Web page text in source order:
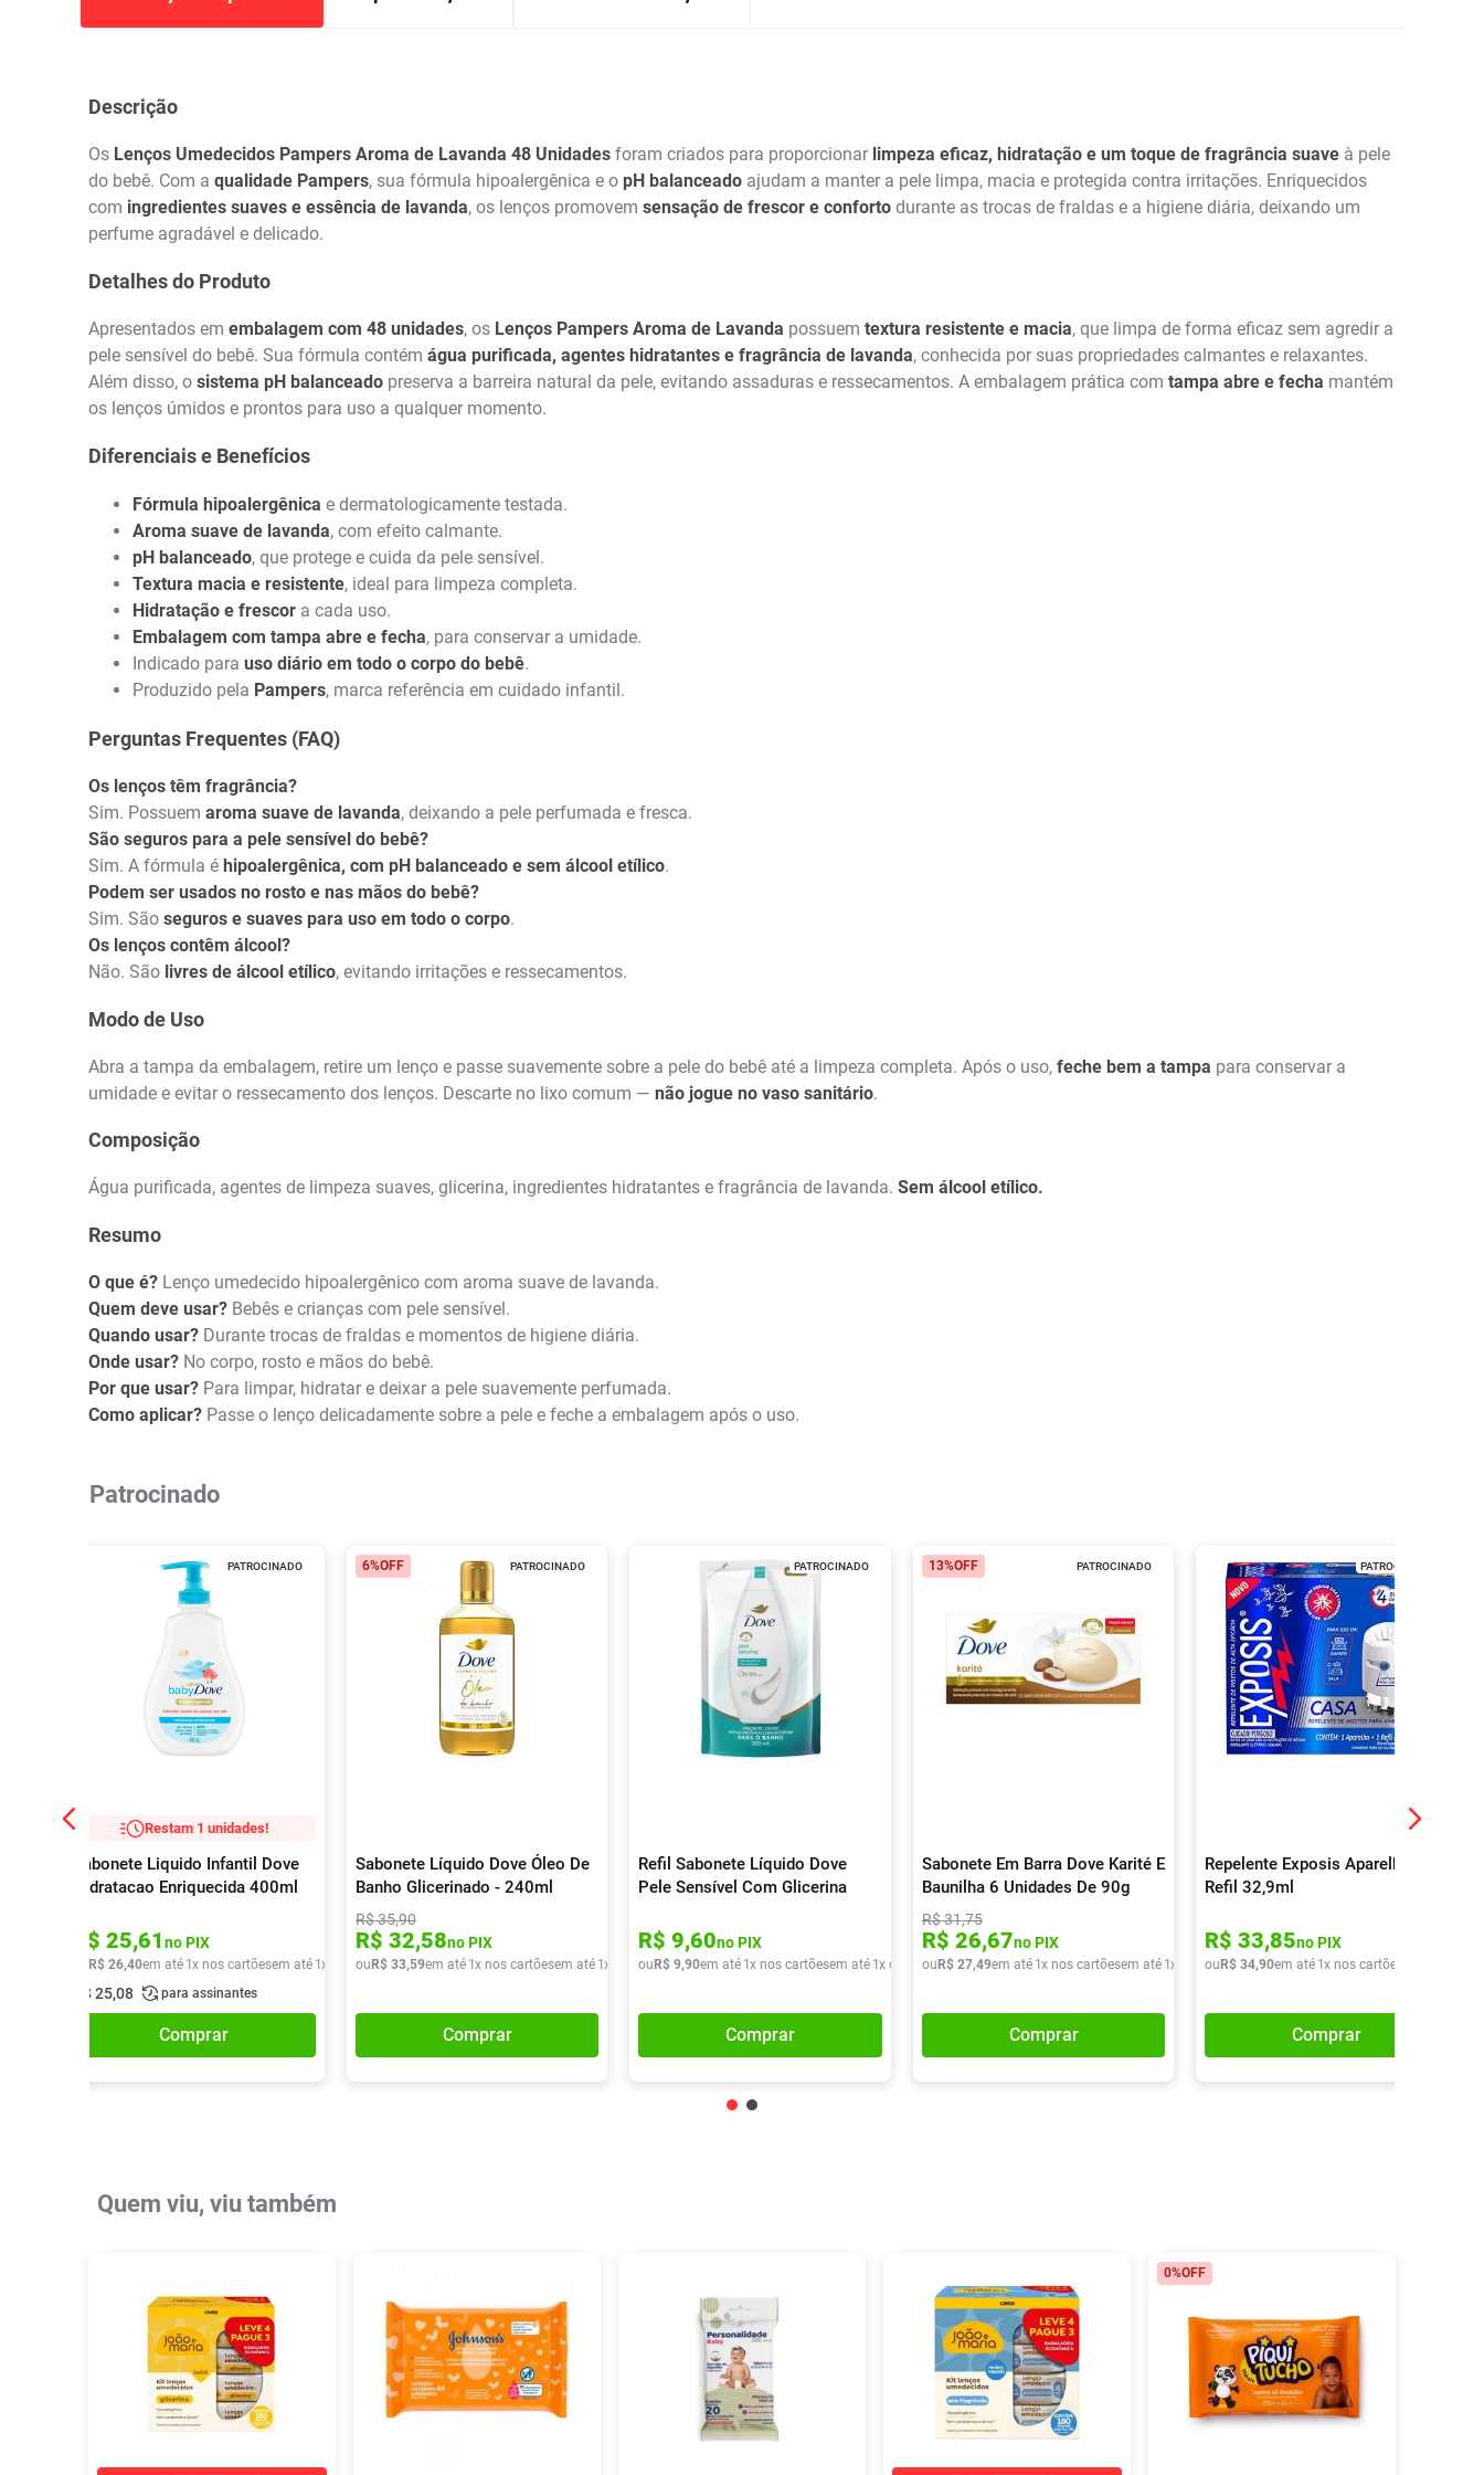
Descrição
Os Lenços Umedecidos Pampers Aroma de Lavanda 48 Unidades foram criados para proporcionar limpeza eficaz, hidratação e um toque de fragrância suave à pele
do bebê. Com a qualidade Pampers, sua fórmula hipoalergênica e o pH balanceado ajudam a manter a pele limpa, macia e protegida contra irritações. Enriquecidos
com ingredientes suaves e essência de lavanda, os lenços promovem sensação de frescor e conforto durante as trocas de fraldas e a higiene diária, deixando um
perfume agradável e delicado.
Detalhes do Produto
Apresentados em embalagem com 48 unidades, os Lenços Pampers Aroma de Lavanda possuem textura resistente e macia, que limpa de forma eficaz sem agredir a
pele sensível do bebê. Sua fórmula contém água purificada, agentes hidratantes e fragrância de lavanda, conhecida por suas propriedades calmantes e relaxantes.
Além disso, o sistema pH balanceado preserva a barreira natural da pele, evitando assaduras e ressecamentos. A embalagem prática com tampa abre e fecha mantém
os lenços úmidos e prontos para uso a qualquer momento.
Diferenciais e Benefícios
Fórmula hipoalergênica e dermatologicamente testada.
Aroma suave de lavanda, com efeito calmante.
pH balanceado, que protege e cuida da pele sensível.
Textura macia e resistente, ideal para limpeza completa.
Hidratação e frescor a cada uso.
Embalagem com tampa abre e fecha, para conservar a umidade.
Indicado para uso diário em todo o corpo do bebê.
Produzido pela Pampers, marca referência em cuidado infantil.
Perguntas Frequentes (FAQ)
Os lenços têm fragrância?
Sim. Possuem aroma suave de lavanda, deixando a pele perfumada e fresca.
São seguros para a pele sensível do bebê?
Sim. A fórmula é hipoalergênica, com pH balanceado e sem álcool etílico.
Podem ser usados no rosto e nas mãos do bebê?
Sim. São seguros e suaves para uso em todo o corpo.
Os lenços contêm álcool?
Não. São livres de álcool etílico, evitando irritações e ressecamentos.
Modo de Uso
Abra a tampa da embalagem, retire um lenço e passe suavemente sobre a pele do bebê até a limpeza completa. Após o uso, feche bem a tampa para conservar a
umidade e evitar o ressecamento dos lenços. Descarte no lixo comum — não jogue no vaso sanitário.
Composição
Água purificada, agentes de limpeza suaves, glicerina, ingredientes hidratantes e fragrância de lavanda. Sem álcool etílico.
Resumo
O que é? Lenço umedecido hipoalergênico com aroma suave de lavanda.
Quem deve usar? Bebês e crianças com pele sensível.
Quando usar? Durante trocas de fraldas e momentos de higiene diária.
Onde usar? No corpo, rosto e mãos do bebê.
Por que usar? Para limpar, hidratar e deixar a pele suavemente perfumada.
Como aplicar? Passe o lenço delicadamente sobre a pele e feche a embalagem após o uso.
Patrocinado
PATROCINADO
Restam 1 unidades!
Sabonete Liquido Infantil Dove
Hidratacao Enriquecida 400ml
R$ 25,61no PIX
R$ 26,40em até 1x nos cartõesem até 1x de R$ 26,40
R$ 25,08 para assinantes
Comprar
PATROCINADO
6%OFF
Sabonete Líquido Dove Óleo De
Banho Glicerinado - 240ml
R$35,90
R$ 32,58no PIX
ou R$ 33,59em até 1x nos cartõesem até 1x de R$ 33,59
Comprar
PATROCINADO
Refil Sabonete Líquido Dove
Pele Sensível Com Glicerina
R$ 9,60no PIX
ou R$ 9,90em até 1x nos cartõesem até 1x de R$ 9, 90
Comprar
PATROCINADO
13%OFF
Sabonete Em Barra Dove Karité E
Baunilha 6 Unidades De 90g
R$31,75
R$ 26,67no PIX
ou R$ 27,49em até 1x nos cartõesem até 1x de R$ 27,49
Comprar
PATROCINADO
Repelente Exposis Aparelho +
Refil 32,9ml
R$ 33,85no PIX
ou R$ 34,90em até 1x nos cartões
Comprar
Quem viu, viu também
0%OFF